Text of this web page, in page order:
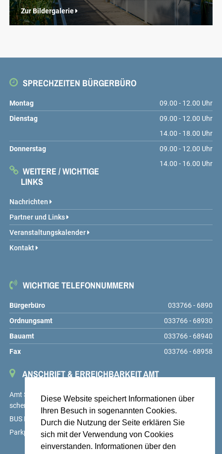
Diese Website speichert Informationen über
Ihren Besuch in sogenannten Cookies.
Durch die Nutzung der Seite erklären Sie
sich mit der Verwendung von Cookies
einverstanden. Informationen über den
Zur Bildergalerie
SPRECHZEITEN BÜRGERBÜRO
Montag
09.00 - 12.00 Uhr
Dienstag
09.00 - 12.00 Uhr
14.00 - 18.00 Uhr
Donnerstag
09.00 - 12.00 Uhr
14.00 - 16.00 Uhr
WEITERE / WICHTIGE
LINKS
Nachrichten
Partner und Links
Veranstaltungskalender
Kontakt
WICHTIGE TELEFONNUMMERN
Bürgerbüro
033766 - 6890
Ordnungsamt
033766 - 68930
Bauamt
033766 - 68940
Fax
033766 - 68958
ANSCHRIFT & ERREICHBARKEIT AMT
Amt Schenkenländchen, Markt 9, 15755 Teupitz, service@amt-
schenkenlaendchen.de
BUS Linien 725, 726 und 727, Haltestelle Teupitz, Markt
Parkplätze auf dem Hof des Amtes sowie am Markt